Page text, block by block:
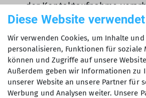
der Kontaktaufnahme
genutzt werden. Mir ist
kann. *
Mit (*) markierte Felder
sind Pflichtfelder
Diese Website
Wir verwenden Cookies, um Inhalte und
personalisieren, Funktionen für soziale
können und Zugriffe auf unsere
Außerdem geben wir Informationen zu
unserer Website an unsere Partner für
Werbung und Analysen weiter. Unsere